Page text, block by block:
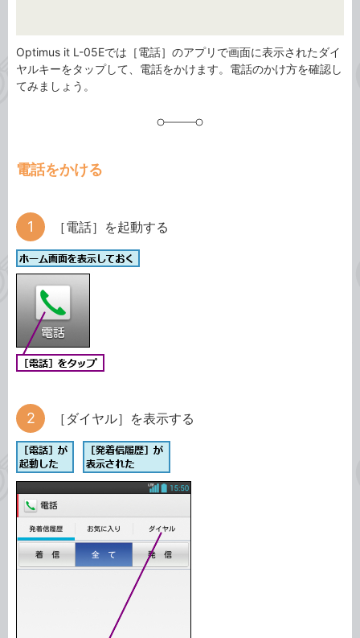
Optimus it L-05Eでは［電話］のアプリで画面に表示されたダイ
ヤルキーをタップして、電話をかけます。電話のかけ方を確認し
てみましょう。
電話をかける
［電話］を起動する
［ダイヤル］を表示する